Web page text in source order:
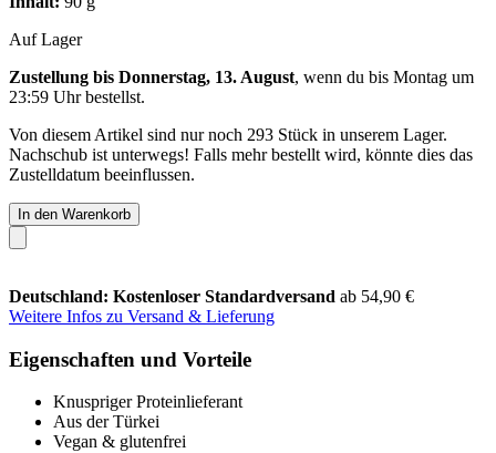
Auf Lager
Zustellung bis Donnerstag, 13. August, wenn du bis Montag um
23:59 Uhrbestellst.
Von diesem Artikel sind nur noch 293 Stück in unserem Lager.
Nachschub ist unterwegs! Falls mehr bestellt wird, könnte dies das
Zustelldatum beeinflussen.
In den Warenkorb
Deutschland: Kostenloser Standardversand ab 54,90 €
Weitere Infos zu Versand & Lieferung
Eigenschaften und Vorteile
Knuspriger Proteinlieferant
Aus der Türkei
Vegan & glutenfrei